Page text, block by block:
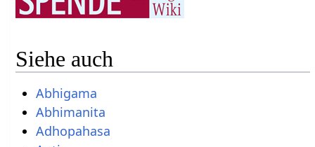
Siehe auch
Abhigama
Abhimanita
Adhopahasa